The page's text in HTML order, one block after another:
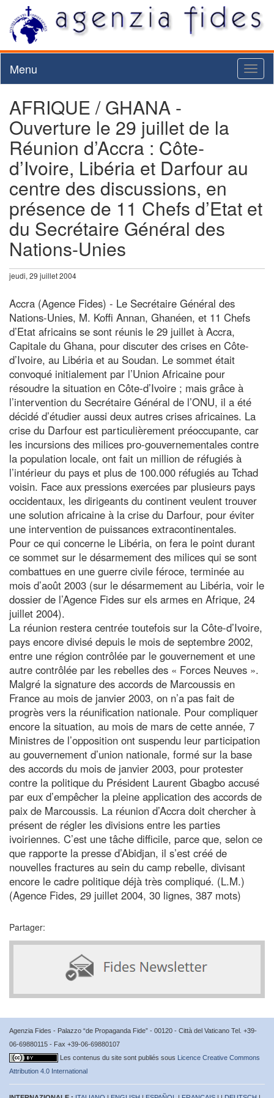
Menu
AFRIQUE / GHANA -
Ouverture le 29 juillet de la
Réunion d’Accra : Côte-
d’Ivoire, Libéria et Darfour au
centre des discussions, en
présence de 11 Chefs d’Etat et
du Secrétaire Général des
Nations-Unies
jeudi, 29 juillet 2004
Accra (Agence Fides) - Le Secrétaire Général des
Nations-Unies, M. Koffi Annan, Ghanéen, et 11 Chefs
d’Etat africains se sont réunis le 29 juillet à Accra,
Capitale du Ghana, pour discuter des crises en Côte-
d’Ivoire, au Libéria et au Soudan. Le sommet était
convoqué initialement par l’Union Africaine pour
résoudre la situation en Côte-d’Ivoire ; mais grâce à
l’intervention du Secrétaire Général de l’ONU, il a été
décidé d’étudier aussi deux autres crises africaines. La
crise du Darfour est particulièrement préoccupante, car
les incursions des milices pro-gouvernementales contre
la population locale, ont fait un million de réfugiés à
l’intérieur du pays et plus de 100.000 réfugiés au Tchad
voisin. Face aux pressions exercées par plusieurs pays
occidentaux, les dirigeants du continent veulent trouver
une solution africaine à la crise du Darfour, pour éviter
une intervention de puissances extracontinentales.
Pour ce qui concerne le Libéria, on fera le point durant
ce sommet sur le désarmement des milices qui se sont
combattues en une guerre civile féroce, terminée au
mois d’août 2003 (sur le désarmement au Libéria, voir le
dossier de l’Agence Fides sur els armes en Afrique, 24
juillet 2004).
La réunion restera centrée toutefois sur la Côte-d’Ivoire,
pays encore divisé depuis le mois de septembre 2002,
entre une région contrôlée par le gouvernement et une
autre contrôlée par les rebelles des « Forces Neuves ».
Malgré la signature des accords de Marcoussis en
France au mois de janvier 2003, on n’a pas fait de
progrès vers la réunification nationale. Pour compliquer
encore la situation, au mois de mars de cette année, 7
Ministres de l’opposition ont suspendu leur participation
au gouvernement d’union nationale, formé sur la base
des accords du mois de janvier 2003, pour protester
contre la politique du Président Laurent Gbagbo accusé
par eux d’empêcher la pleine application des accords de
paix de Marcoussis. La réunion d’Accra doit chercher à
présent de régler les divisions entre les parties
ivoiriennes. C’est une tâche difficile, parce que, selon ce
que rapporte la presse d’Abidjan, il s’est créé de
nouvelles fractures au sein du camp rebelle, divisant
encore le cadre politique déjà très compliqué. (L.M.)
(Agence Fides, 29 juillet 2004, 30 lignes, 387 mots)
Partager:
Agenzia Fides - Palazzo “de Propaganda Fide” - 00120 - Città del Vaticano Tel. +39-
06-69880115 - Fax +39-06-69880107
Les contenus du site sont publiés sous Licence Creative Commons
Attribution 4.0 International